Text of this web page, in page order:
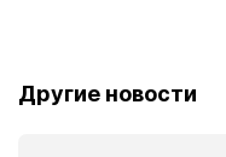
Другие новости